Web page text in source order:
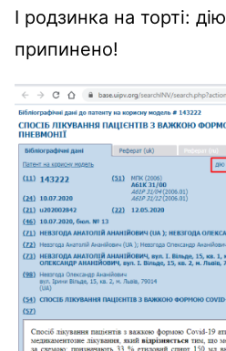
І родзинка на торті: дію
припинено!